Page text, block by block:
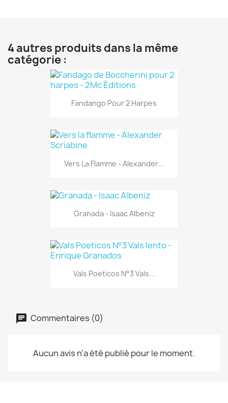
4 autres produits dans la même
catégorie :
Fandango Pour 2 Harpes
Vers La Flamme - Alexander...
Granada - Isaac Albeniz
Vals Poeticos N°3 Vals...
Commentaires (0)
Aucun avis n'a été publié pour le moment.